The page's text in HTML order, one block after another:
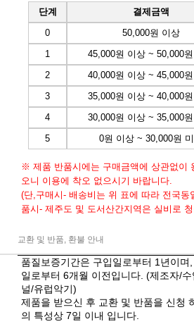
단계 결제금액
0
50,000원 이상
1
45,000원 이상 ~ 50,000
2
40,000원 이상 ~ 45,000
3
35,000원 이상 ~ 40,000
4
30,000원 이상 ~ 35,000
5
0원 이상 ~ 30,000원
※ 제품 반품시에는 구매금액에 상관없이
오니 이용에 착오 없으시기 바랍니다.
(단,구매시- 배송비는 위 표에 따라 전국
품시- 제주도 및 도서산간지역은 실비로
교환 및 반품, 환불 안내
품질보증기간은 구입일로부터 1년이며
일로부터 6개월 이전입니다. (제조자/
널/유럽악기)
제품을 받으신 후 교환 및 반품을 신청
의 특성상 7일 이내 입니다.